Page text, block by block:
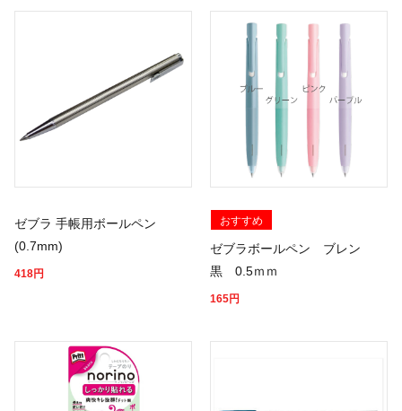
ゼブラ 手帳用ボールペン
(0.7mm)
418円
おすすめ
ゼブラボールペン ブレン
黒 0.5ｍｍ
165円